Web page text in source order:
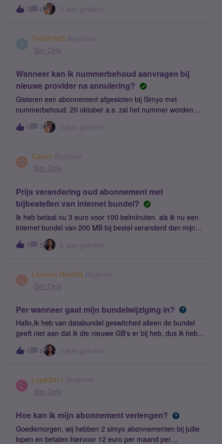
tarieven als ik verleng?
0 6 3 jaar geleden
T
TonM1965 Beginner
Sim Only
Wanneer kan ik nummerbehoud aanvragen bij
nieuwe provider na annulering?
Gisteren een abonnement afgesloten bij Simyo met
nummerbehoud. 20 oktober a.s. zal het nummer worden
geporteerd. Bij nader inzien zie ik toch af van het
abonnement afgesloten bij Simyo (binnen bedenktermijn). Ik
komt. Hoe lang neemt de annulering in beslag? Ik wil
namelijk bij KPN een Sim-only abonnement afsluiten met
een bevestiging krijg van de annulering van de
klantenservice van Simyo. Kunt u zorgdragen voor een
snelle afhandeling van de annulering?
0 1 3 jaar geleden
C
Carien Beginner
Sim Only
Prijs verandering oud abonnement met
bijbestellen van internet bundel?
Ik heb betaal nu 3 euro voor 100 belminuten. als ik nu een
internet bundel van 200 MB bij bestel veranderd dan mijn
abonement naar de nieuwe prijs van 4 euro? Dus blijft mijn
prijs van 3 euro hetzelfde wat ik ook erbij bij bestel of later
0 5 3 jaar geleden
L
Laurens Roelofs Beginner
Sim Only
Per wanneer gaat mijn bundelwijziging in?
Hallo,Ik heb van databundel geswitched alleen de bundel
geeft niet aan dat ik die nieuwe GB's er bij heb, dus ik heb
het wel geswitched, maar het is er niet. Nou is mijn
probleem dat ik er wel gewoon voor moet betalen, dus ik
maar ik moet er dus wel gewoon voor betalen. Hebben jullie
misschien een idee hoe dit komt en hoe ik dit op kan
lossen? Groeten Laurens Roelofs
0 6 3 jaar geleden
L
Lopik3411 Beginner
Sim Only
Hoe kan ik mijn abonnement verlengen?
Goedemorgen, wij hebben 2 simyo abonnementen bij jullie
lopen en betalen hiervoor 12 euro per maand per